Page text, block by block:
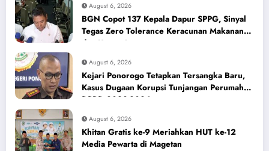
August 6, 2026
BGN Copot 137 Kepala Dapur SPPG, Sinyal
Tegas Zero Tolerance Keracunan Makanan
dan Korupsi
August 6, 2026
Kejari Ponorogo Tetapkan Tersangka Baru,
Kasus Dugaan Korupsi Tunjangan Perumahan
DPRD 2023-2026
August 6, 2026
Khitan Gratis ke-9 Meriahkan HUT ke-12
Media Pewarta di Magetan